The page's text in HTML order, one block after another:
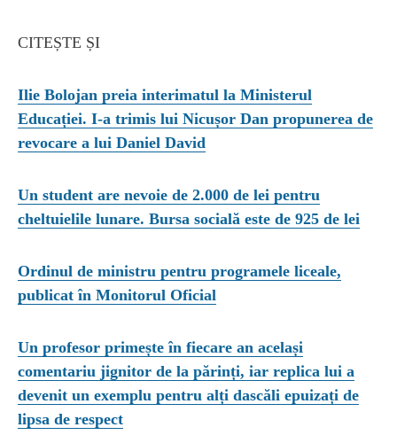
CITEȘTE ȘI
Ilie Bolojan preia interimatul la Ministerul
Educației. I-a trimis lui Nicușor Dan propunerea de
revocare a lui Daniel David
Un student are nevoie de 2.000 de lei pentru
cheltuielile lunare. Bursa socială este de 925 de lei
Ordinul de ministru pentru programele liceale,
publicat în Monitorul Oficial
Un profesor primește în fiecare an același
comentariu jignitor de la părinți, iar replica lui a
devenit un exemplu pentru alți dascăli epuizați de
lipsa de respect